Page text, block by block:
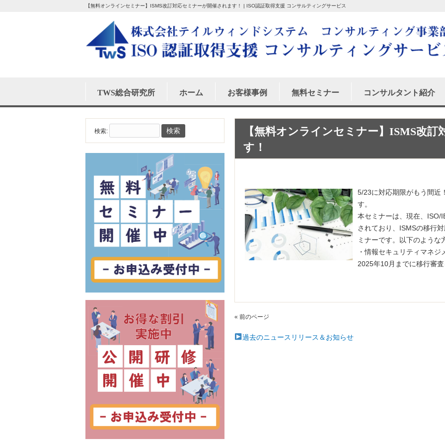
【無料オンラインセミナー】ISMS改訂対応セミナーが開催されます！ | ISO認証取得支援 コンサルティングサービス
TWS総合研究所 ホーム お客様事例 無料セミナー コンサルタント紹介
【無料オンラインセミナー】ISMS改
す！
5/23に対応期限がもう間近
す。
本セミナーは、現在、ISO/
されており、ISMSの移行
ミナーです。以下のような
・情報セキュリティマネ
2025年10月までに移行審
« 前のページ
過去のニュースリリース＆お知らせ
検索: